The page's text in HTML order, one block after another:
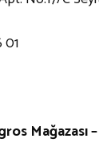
Mağazası